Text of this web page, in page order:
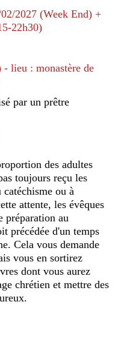
2027 (Week End) +
22h30)
lieu : monastère de
par un prêtre
des adultes
toujours reçu les
ou à
attente, les évêques
préparation au
précédée d'un temps
Cela vous demande
vous en sortirez
dont vous aurez
chrétien et mettre des